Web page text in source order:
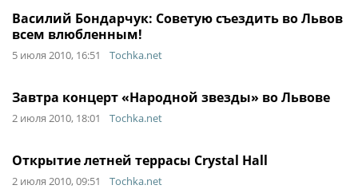
Василий Бондарчук: Советую съездить во Львов
всем влюбленным!
5 июля 2010, 16:51 Tochka.net
Завтра концерт «Народной звезды» во Львове
2 июля 2010, 18:01 Tochka.net
Открытие летней террасы Crystal Hall
2 июля 2010, 09:51 Tochka.net